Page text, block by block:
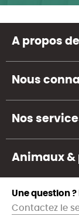
A propos
Nous
Nos
Animaux &
Une question ?
Contactez le